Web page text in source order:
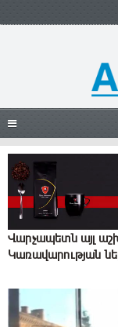
Վարչապետն այլ
Կառավարության